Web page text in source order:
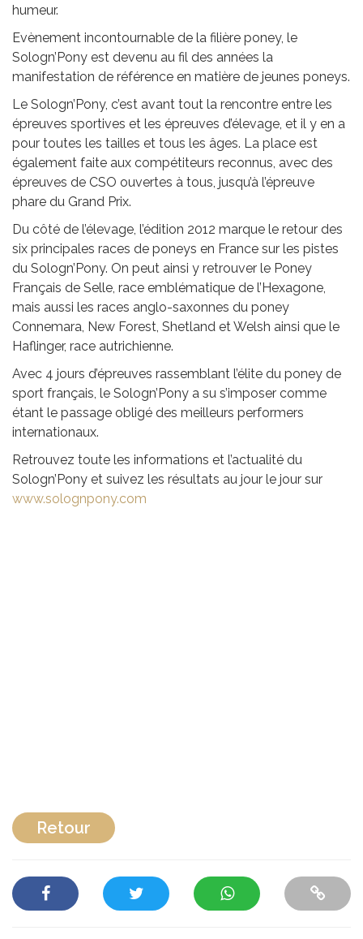
humeur.
Evènement incontournable de la filière poney, le
Sologn’Pony est devenu au fil des années la
manifestation de référence en matière de jeunes poneys.
Le Sologn’Pony, c’est avant tout la rencontre entre les
épreuves sportives et les épreuves d’élevage, et il y en a
pour toutes les tailles et tous les âges. La place est
également faite aux compétiteurs reconnus, avec des
épreuves de CSO ouvertes à tous, jusqu’à l’épreuve
phare du Grand Prix.
Du côté de l’élevage, l’édition 2012 marque le retour des
six principales races de poneys en France sur les pistes
du Sologn’Pony. On peut ainsi y retrouver le Poney
Français de Selle, race emblématique de l’Hexagone,
mais aussi les races anglo-saxonnes du poney
Connemara, New Forest, Shetland et Welsh ainsi que le
Haflinger, race autrichienne.
Avec 4 jours d’épreuves rassemblant l’élite du poney de
sport français, le Sologn’Pony a su s’imposer comme
étant le passage obligé des meilleurs performers
internationaux.
Retrouvez toute les informations et l’actualité du
Sologn’Pony et suivez les résultats au jour le jour sur
www.solognpony.com
Retour